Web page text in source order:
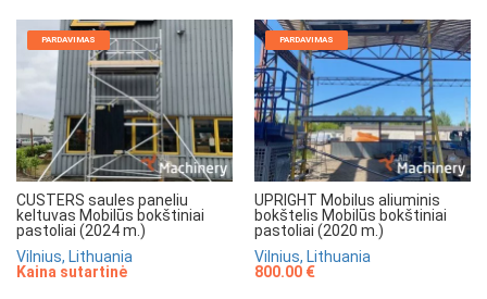
PARDAVIMAS
CUSTERS saules paneliu
keltuvas Mobilūs bokštiniai
pastoliai (2024 m.)
Vilnius, Lithuania
Kaina sutartinė
PARDAVIMAS
UPRIGHT Mobilus aliuminis
bokštelis Mobilūs bokštiniai
pastoliai (2020 m.)
Vilnius, Lithuania
800.00 €